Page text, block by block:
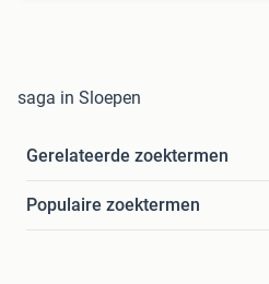
saga in Sloepen
Gerelateerde zoektermen
Populaire zoektermen